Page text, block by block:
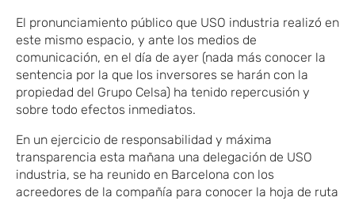
El pronunciamiento público que USO industria realizó en
este mismo espacio, y ante los medios de
comunicación, en el día de ayer (nada más conocer la
sentencia por la que los inversores se harán con la
propiedad del Grupo Celsa) ha tenido repercusión y
sobre todo efectos inmediatos.
En un ejercicio de responsabilidad y máxima
transparencia esta mañana una delegación de USO
industria, se ha reunido en Barcelona con los
acreedores de la compañía para conocer la hoja de ruta